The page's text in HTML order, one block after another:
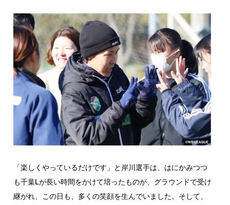
「楽しくやっているだけです」と岸川選手は、はにかみつつ
も千葉Lが長い時間をかけて培ったものが、グラウンドで受け
継がれ、この日も、多くの笑顔を生んでいました。そして、